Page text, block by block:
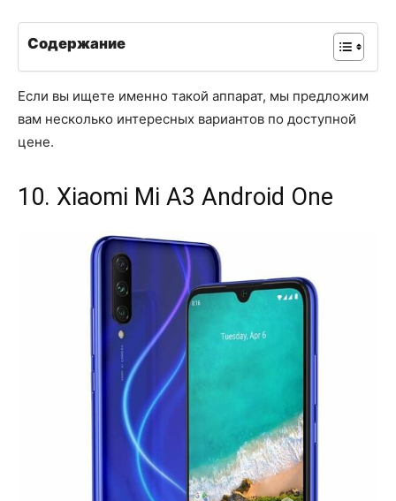
Содержание
Если вы ищете именно такой аппарат, мы предложим
вам несколько интересных вариантов по доступной
цене.
10. Xiaomi Mi A3 Android One